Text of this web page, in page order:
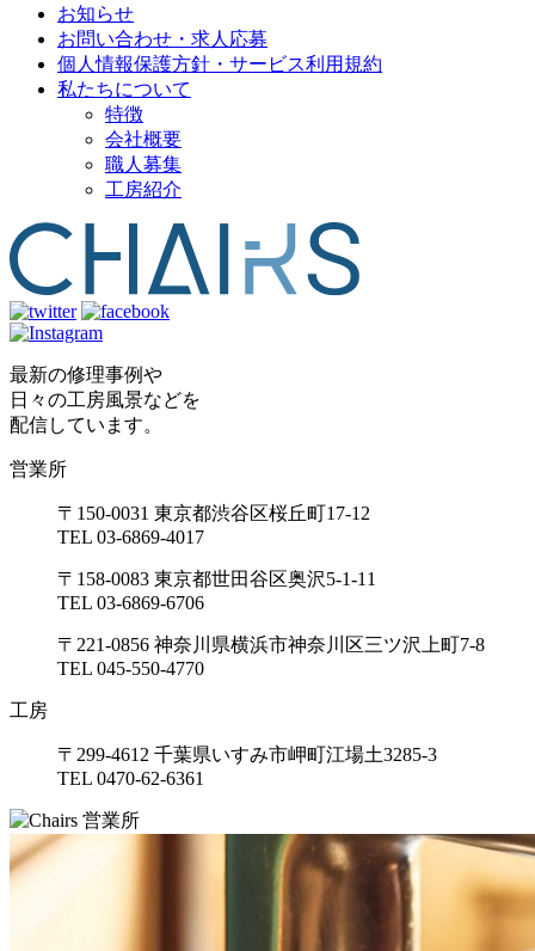
お知らせ
お問い合わせ・求人応募
個人情報保護方針・サービス利用規約
私たちについて
特徴
会社概要
職人募集
工房紹介
最新の修理事例や
日々の工房風景などを
配信しています。
営業所
〒150-0031 東京都渋谷区桜丘町17-12
TEL 03-6869-4017
〒158-0083 東京都世田谷区奥沢5-1-11
TEL 03-6869-6706
〒221-0856 神奈川県横浜市神奈川区三ツ沢上町7-8
TEL 045-550-4770
工房
〒299-4612 千葉県いすみ市岬町江場土3285-3
TEL 0470-62-6361